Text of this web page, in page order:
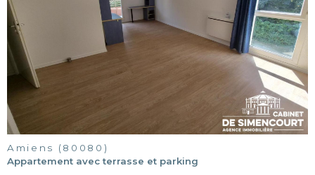
voir le
bien
Amiens (80080)
Appartement avec terrasse et parking